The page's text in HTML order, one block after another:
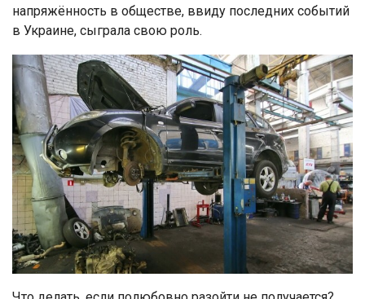
напряжённость в обществе, ввиду последних событий
в Украине, сыграла свою роль.